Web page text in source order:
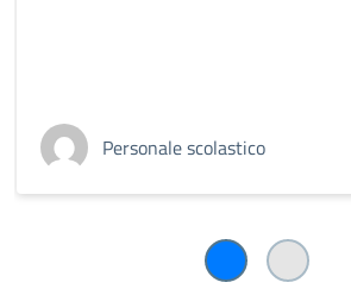
Personale scolastico